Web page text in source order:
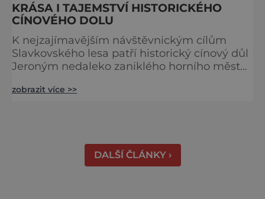
KRÁSA I TAJEMSTVÍ HISTORICKÉHO
CÍNOVÉHO DOLU
K nejzajímavějším návštěvnickým cílům
Slavkovského lesa patří historický cínový důl
Jeroným nedaleko zaniklého horního města
středověku. Národní kulturní památka je
práci tehdejších horníků. [gallery
ids="91631,91630,91632,91633,91634,91635,9
zobrazit více >>
DALŠÍ ČLÁNKY ›